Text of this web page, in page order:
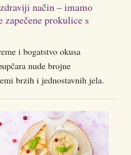
način – imamo
zapečene prokulice s
i bogatstvo okusa
nude brojne
brzih i jednostavnih jela.